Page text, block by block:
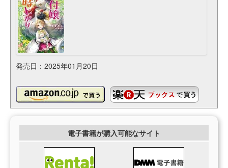
発売日：2025年01月20日
電子書籍が購入可能なサイト